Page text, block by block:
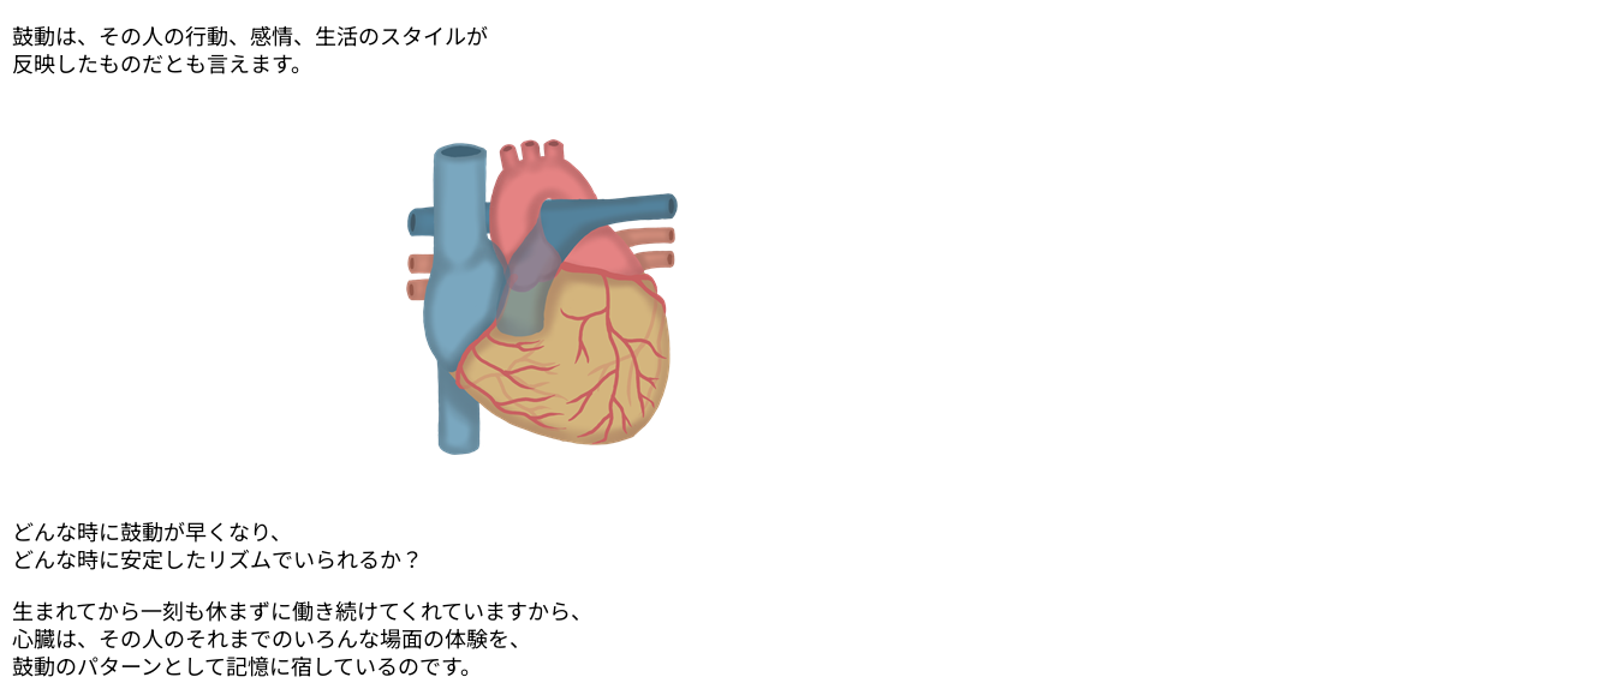
鼓動は、その人の行動、感情、生活のスタイルが
反映したものだとも言えます。
どんな時に鼓動が早くなり、
どんな時に安定したリズムでいられるか？
生まれてから一刻も休まずに働き続けてくれていますから、
心臓は、その人のそれまでのいろんな場面の体験を、
鼓動のパターンとして記憶に宿しているのです。